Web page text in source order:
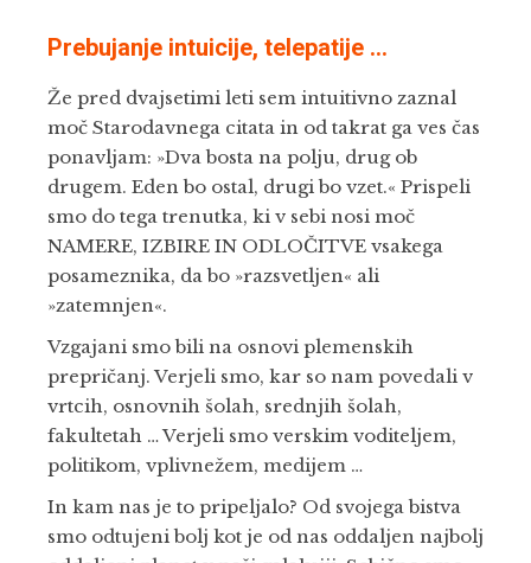
Prebujanje intuicije, telepatije …
Že pred dvajsetimi leti sem intuitivno zaznal
moč Starodavnega citata in od takrat ga ves čas
ponavljam: »Dva bosta na polju, drug ob
drugem. Eden bo ostal, drugi bo vzet.« Prispeli
smo do tega trenutka, ki v sebi nosi moč
NAMERE, IZBIRE IN ODLOČITVE vsakega
posameznika, da bo »razsvetljen« ali
»zatemnjen«.
Vzgajani smo bili na osnovi plemenskih
prepričanj. Verjeli smo, kar so nam povedali v
vrtcih, osnovnih šolah, srednjih šolah,
fakultetah … Verjeli smo verskim voditeljem,
politikom, vplivnežem, medijem …
In kam nas je to pripeljalo? Od svojega bistva
smo odtujeni bolj kot je od nas oddaljen najbolj